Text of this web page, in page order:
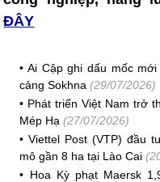
ĐÂY
•Ai Cập ghi dấu mốc
cảng Sokhna (29/07/2026)
• Phát triển Việt Nam trở
Mép Hạ (27/07/2026)
•Viettel Post (VTP) đầu
mô gần 8 ha tại Lào Cai
• Hoa Kỳ phạt Maersk